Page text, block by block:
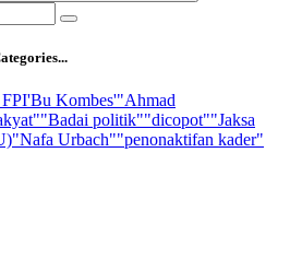
'Bu Kombes'"Ahmad
"Badai politik""dicopot""Jaksa
"Nafa Urbach""penonaktifan kader"